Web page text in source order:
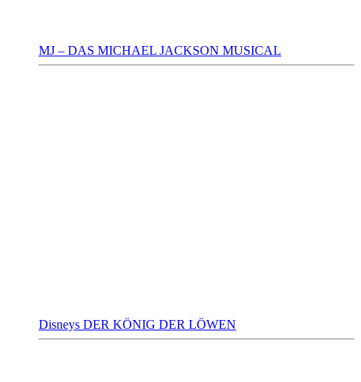
MJ – DAS MICHAEL JACKSON MUSICAL
Disneys DER KÖNIG DER LÖWEN